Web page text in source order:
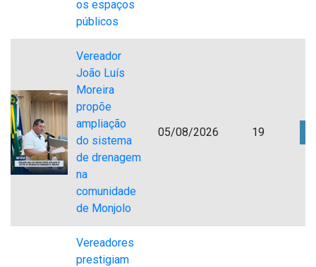
os espaços
públicos
Vereador
João Luís
Moreira
propõe
ampliação
do sistema
de drenagem
na
comunidade
de Monjolo
05/08/2026 19
Vereadores
prestigiam